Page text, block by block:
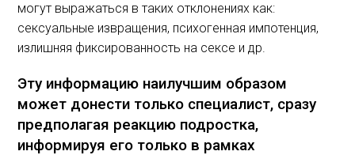
могут выражаться в таких отклонениях как:
сексуальные извращения, психогенная импотенция,
излишняя фиксированность на сексе и др.
Эту информацию наилучшим образом
может донести только специалист, сразу
предполагая реакцию подростка,
информируя его только в рамках